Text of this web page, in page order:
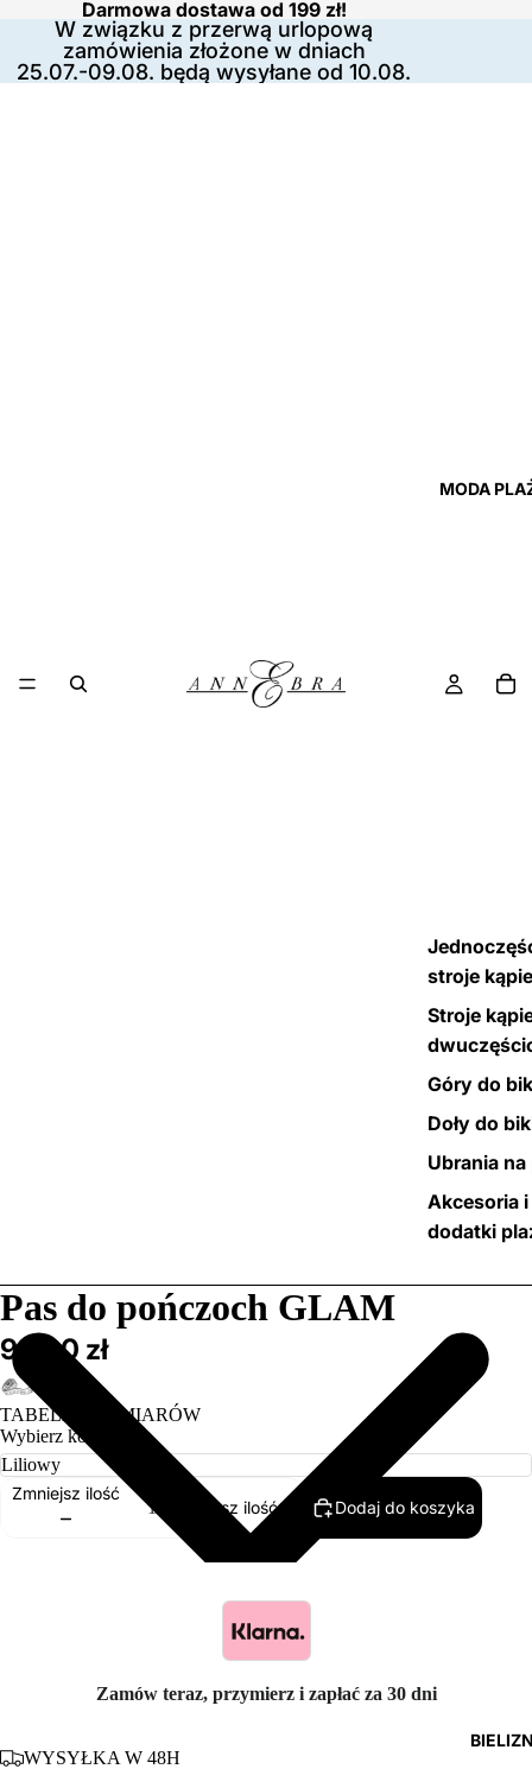
Darmowa dostawa od 199 zł!
W związku z przerwą urlopową
zamówienia złożone w dniach
25.07.-09.08. będą wysyłane od 10.08.
MODA
stroje
Stroje
Góry do
Doły do
Ubrania na
Akcesoria i
dodatki
Pas do pończoch GLAM
99,00 zł
TABELA ROZMIARÓW
Wybierz kolor
Zmniejsz ilość
Zwiększ ilość Dodaj do koszyka
Zamów teraz, przymierz i zapłać za 30 dni
WYSYŁKA W 48H